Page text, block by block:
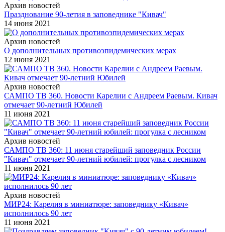
Архив новостей
Празднование 90-летия в заповеднике "Кивач"
14 июня 2021
Архив новостей
О дополнительных противоэпидемических мерах
12 июня 2021
Архив новостей
САМПО ТВ 360. Новости Карелии с Андреем Раевым. Кивач
отмечает 90-летний Юбилей
11 июня 2021
Архив новостей
САМПО ТВ 360: 11 июня старейший заповедник России
"Кивач" отмечает 90-летний юбилей: прогулка с лесником
11 июня 2021
Архив новостей
МИР24: Карелия в миниатюре: заповеднику «Кивач»
исполнилось 90 лет
11 июня 2021